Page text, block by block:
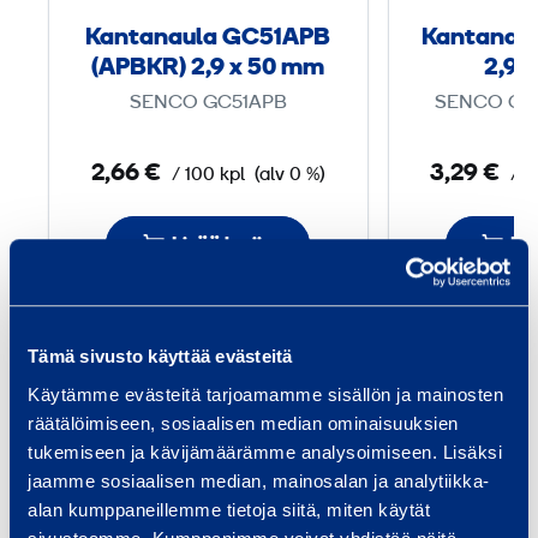
Tämä sivusto käyttää evästeitä
Käytämme evästeitä tarjoamamme sisällön ja mainosten
räätälöimiseen, sosiaalisen median ominaisuuksien
tukemiseen ja kävijämäärämme analysoimiseen. Lisäksi
jaamme sosiaalisen median, mainosalan ja analytiikka-
alan kumppaneillemme tietoja siitä, miten käytät
u
C
5
P
B
A
P
B
K
Kantanaula GC51APB
(APBKR) 2,9 x 50 mm
SENCO GC51APB
2,66 € / 100 kpl (alv 0 %)
Lisää koriin
2,9
SENCO
3,29 € /
Talon rakentaminen